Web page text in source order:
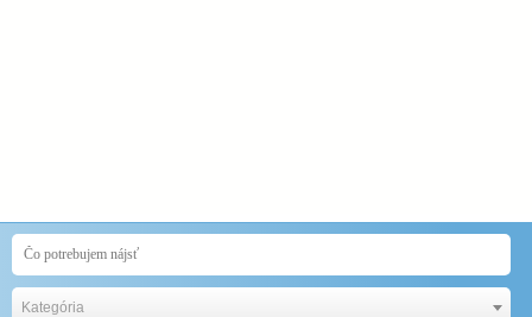
Kategória